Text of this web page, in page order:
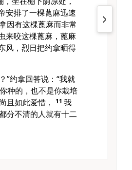
安排了一棵蓖麻迅速
因有这棵蓖麻而非常
来咬这棵蓖麻，蓖麻
风，烈日把约拿晒得
”约拿回答说：“我就
种的，也不是你栽培
且如此爱惜，
11 我
分不清的人就有十二